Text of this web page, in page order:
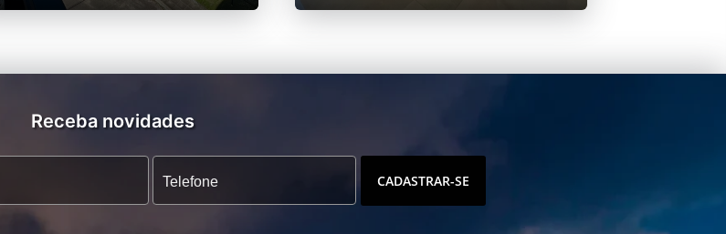
Receba novidades
CADASTRAR-SE